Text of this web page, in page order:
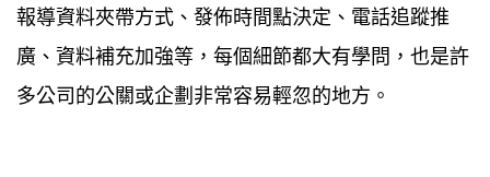
報導資料夾帶方式、發佈時間點決定、電話追蹤推
廣、資料補充加強等，每個細節都大有學問，也是許
多公司的公關或企劃非常容易輕忽的地方。